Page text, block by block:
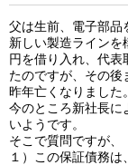
父は生前、電子部品
新しい製造ラインを
円を借り入れ、代
たのですが、その後
昨年亡くなりました
今のところ新社長に
いようです。
そこで質問ですが、
１）この保証債務